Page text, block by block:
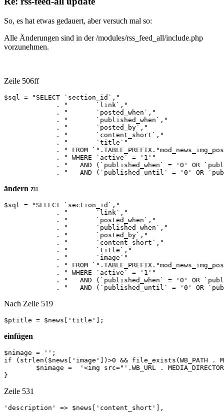
So, es hat etwas gedauert, aber versuch mal so:
Alle Änderungen sind in der /modules/rss_feed_all/include.php
vorzunehmen.
Zeile 506ff
$sql = "SELECT `section_id`,"
             . "       `link`,"
             . "       `posted_when`,"
             . "       `published_when`,"
             . "       `posted_by`,"
             . "       `content_short`,"
             . "       `title`"
. " FROM
             . " WHERE `active` = '1'"
. "   AND (`published_when` = '0' OR
. "   AND (`published_until` = '0' OR
ändern zu
$sql = "SELECT `section_id`,"
             . "       `link`,"
             . "       `posted_when`,"
             . "       `published_when`,"
             . "       `posted_by`,"
             . "       `content_short`,"
             . "       `title`,"
. " FROM
             . " WHERE `active` = '1'"
. "   AND (`published_when` = '0' OR
. "   AND (`published_until` = '0' OR
Nach Zeile 519
$ptitle = $news['title'];
einfügen
$nimage = '';
if (strlen($news['image'])>0 && file_exists(WB_PATH .
}
Zeile 531
'description' => $news['content_short'],